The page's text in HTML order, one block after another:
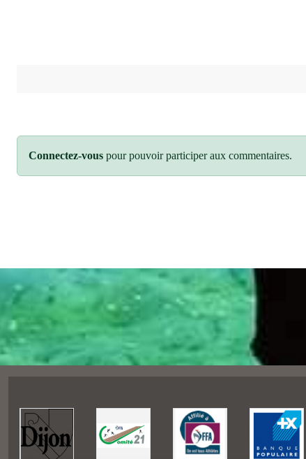
Connectez-vous pour pouvoir participer aux commentaires.